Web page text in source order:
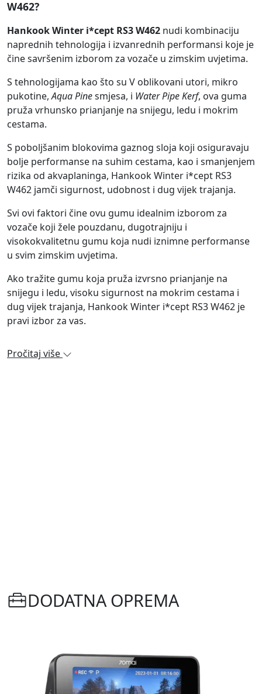
W462?
Hankook Winter i*cept RS3 W462 nudi kombinaciju
naprednih tehnologija i izvanrednih performansi koje je
čine savršenim izborom za vozače u zimskim uvjetima.
S tehnologijama kao što su V oblikovani utori, mikro
pukotine,Aqua Pinesmjesa, i Water Pipe Kerf, ova guma
pruža vrhunsko prianjanje na snijegu, ledu i mokrim
cestama.
S poboljšanim blokovima gaznog sloja koji osiguravaju
bolje performanse na suhim cestama, kao i smanjenjem
rizika od akvaplaninga, Hankook Winter i*cept RS3
W462 jamči sigurnost, udobnost i dug vijek trajanja.
Svi ovi faktori čine ovu gumu idealnim izborom za
vozače koji žele pouzdanu, dugotrajniju i
visokokvalitetnu gumu koja nudi iznimne performanse
u svim zimskim uvjetima.
Ako tražite gumu koja pruža izvrsno prianjanje na
snijegu i ledu, visoku sigurnost na mokrim cestama i
dug vijek trajanja, Hankook Winter i*cept RS3 W462 je
pravi izbor za vas.
Pročitaj više
DODATNA OPREMA